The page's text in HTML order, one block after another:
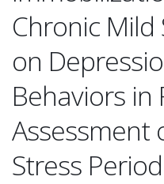
Chronic Mild
on
Behaviors in
Assessment
Stress Period